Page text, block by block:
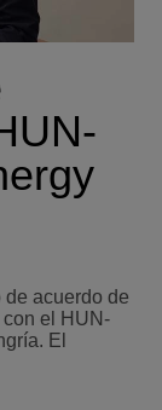
acuerdo de
el HUN-
El